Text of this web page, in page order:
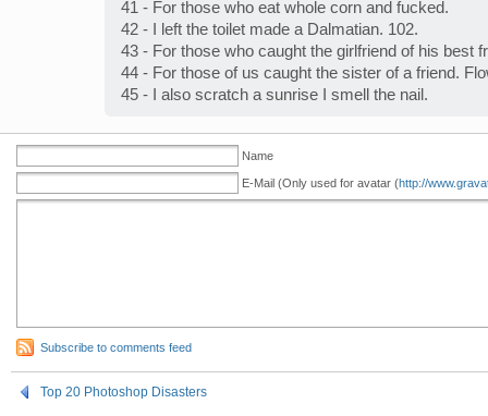
41 - For those who eat whole corn and fucked.
42 - I left the toilet made a Dalmatian. 102.
43 - For those who caught the girlfriend of his best
44 - For those of us caught the sister of a friend.
45 - I also scratch a sunrise I smell the nail.
Name
E-Mail (Only used for avatar (http://
Subscribe to comments feed
Top 20 Photoshop Disasters